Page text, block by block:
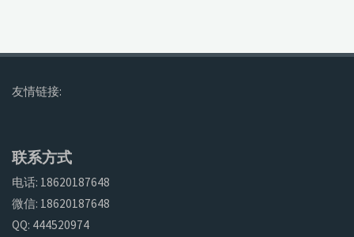
友情链接:
联系方式
电话: 18620187648
微信: 18620187648
QQ: 444520974